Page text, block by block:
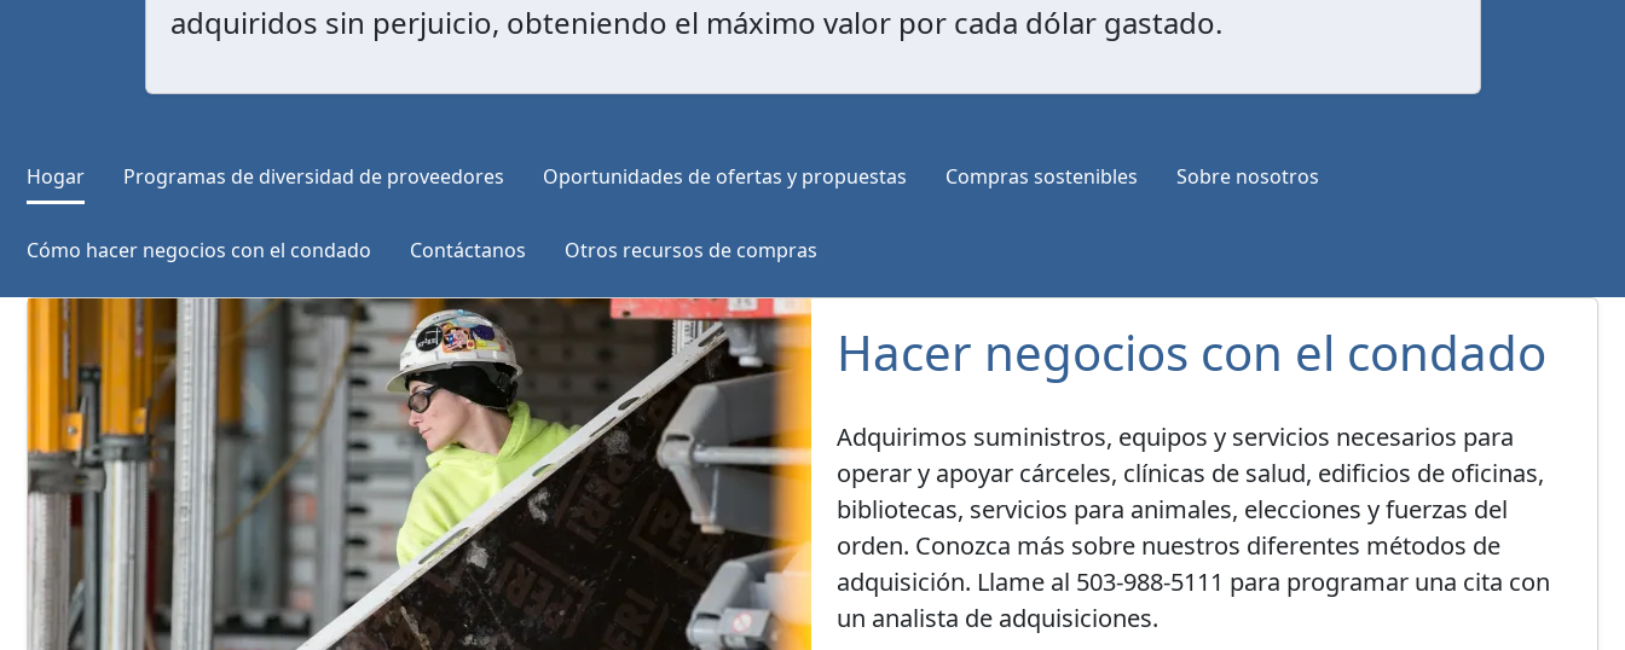
adquiridos sin perjuicio, obteniendo el máximo valor por cada dólar gastado.
Hogar Programas de diversidad de proveedores Oportunidades de ofertas y propuestas Compras sostenibles Sobre nosotros
Cómo hacer negocios con el condado Contáctanos Otros recursos de compras
Hacer negocios con el condado
Adquirimos suministros, equipos y servicios necesarios para
operar y apoyar cárceles, clínicas de salud, edificios de oficinas,
bibliotecas, servicios para animales, elecciones y fuerzas del
orden. Conozca más sobre nuestros diferentes métodos de
adquisición. Llame al 503-988-5111 para programar una cita con
un analista de adquisiciones.